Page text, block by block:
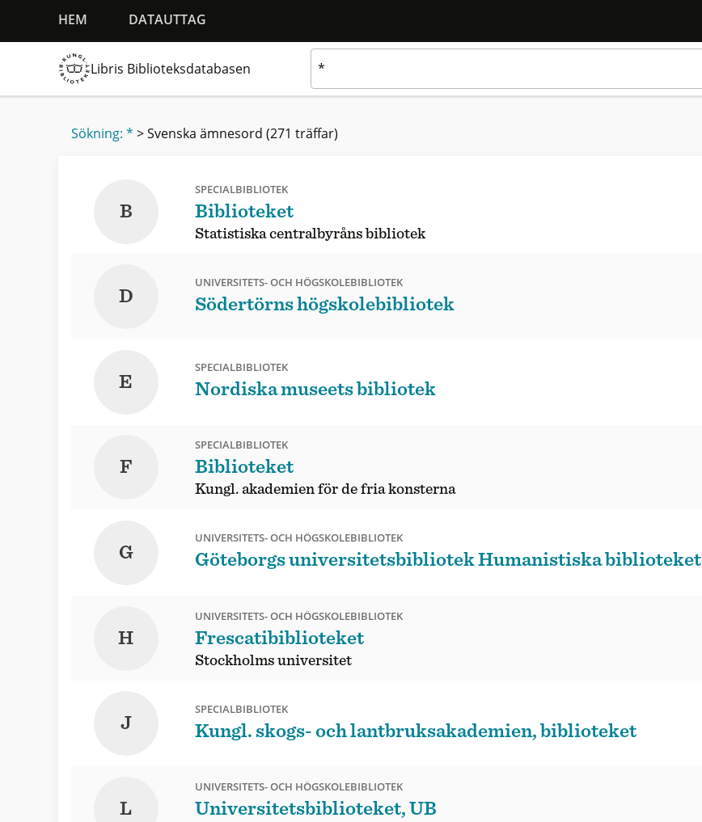
HEM DATAUTTAG
Libris Biblioteksdatabasen
Sökning: * >Svenska ämnesord (271 träffar)
B
SPECIALBIBLIOTEK
Biblioteket
Statistiska centralbyråns bibliotek
D
UNIVERSITETS- OCH HÖGSKOLEBIBLIOTEK
Södertörns högskolebibliotek
E
SPECIALBIBLIOTEK
Nordiska museets bibliotek
F
SPECIALBIBLIOTEK
Biblioteket
Kungl. akademien för de fria konsterna
G
UNIVERSITETS- OCH HÖGSKOLEBIBLIOTEK
Göteborgs universitetsbibliotek Humanistiska biblioteket
H
UNIVERSITETS- OCH HÖGSKOLEBIBLIOTEK
Frescatibiblioteket
Stockholms universitet
J
SPECIALBIBLIOTEK
Kungl. skogs- och lantbruksakademien, biblioteket
L
UNIVERSITETS- OCH HÖGSKOLEBIBLIOTEK
Universitetsbiblioteket, UB